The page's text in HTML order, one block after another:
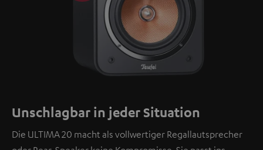
Unschlagbar in jeder Situation
Die ULTIMA 20 macht als vollwertiger Regallautsprecher